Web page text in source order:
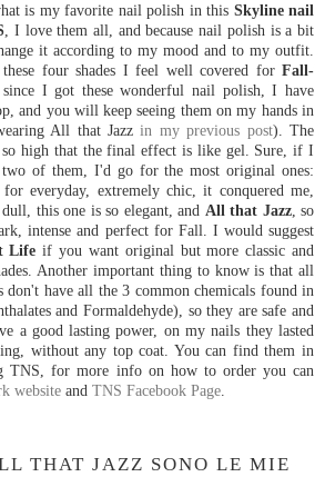
is my favorite nail polish in this Skyline nail
, I love them all, and because nail polish is a bit
it according to my mood and to my outfit.
four shades I feel well covered for Fall-
I got these wonderful nail polish, I have
and you will keep seeing them on my hands in
All that Jazzin my previous post). The
so high that the final effect is like gel. Sure, if I
of them, I'd go for the most original ones:
everyday, extremely chic, it conquered me,
this one is so elegant, and All that Jazz, so
intense and perfect for Fall. I would suggest
Life if you want original but more classic and
Another important thing to know is that all
don't have all the 3 common chemicals found in
and Formaldehyde), so they are safe and
a good lasting power, on my nails they lasted
without any top coat. You can find them in
TNS, for more info on how to order you can
website and TNS Facebook Page
THAT JAZZ SONO LE MIE